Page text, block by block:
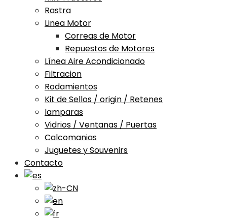
Rastra
Linea Motor
Correas de Motor
Repuestos de Motores
Línea Aire Acondicionado
Filtracion
Rodamientos
Kit de Sellos / origin / Retenes
lamparas
Vidrios / Ventanas / Puertas
Calcomanias
Juguetes y Souvenirs
Contacto